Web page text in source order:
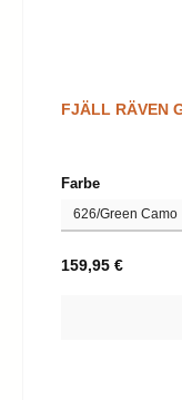
FJÄLL RÄVEN
Farbeauswählen
Regulärer Preis:
159,95 €